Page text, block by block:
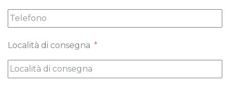
Località di consegna